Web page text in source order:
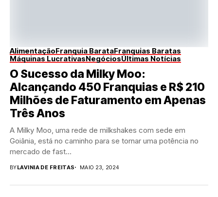
AlimentaçãoFranquia BarataFranquias Baratas
Máquinas LucrativasNegóciosÚltimas Notícias
O Sucesso da Milky Moo:
Alcançando 450 Franquias e R$ 210
Milhões de Faturamento em Apenas
Três Anos
A Milky Moo, uma rede de milkshakes com sede em
Goiânia, está no caminho para se tornar uma potência no
mercado de fast...
BYLAVINIA DE FREITAS MAIO 23, 2024